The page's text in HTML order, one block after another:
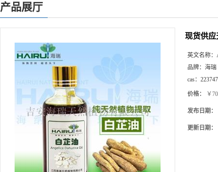
产品展厅
现货供应
英文名称：
品牌： 海瑞
cas：
价格： ￥
发布日期：
更新日期：